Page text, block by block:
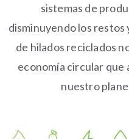
sistemas de
disminuyendo los
de hilados reciclados
economía circular que
nuestro